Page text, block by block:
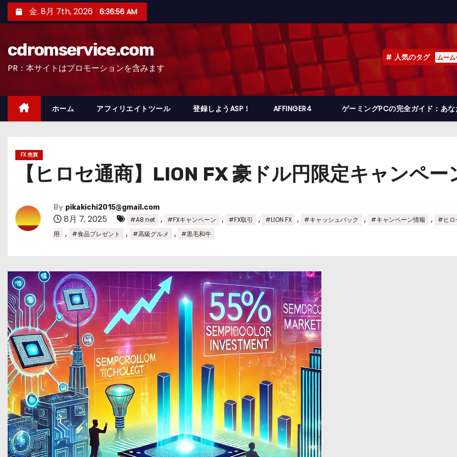
ン
ッ
金. 8月 7th, 2026 6:36:58 AM
cdromservice.com
PR：本サイトはプロモーションを含みます
人気のタグ ムー
ホーム アフィリエイトツール 登録しようASP！ AFFINGER4 ゲーミングPCの完全ガイド：あ
FX 売買
【ヒロセ通商】LION FX 豪ドル円限定キャンペー
By pikakichi2015@gmail.com
8月 7, 2025 #A8.net , #FXキャンペーン , #FX取引 , #LION FX , #キャッシュバック , #キャンペーン情報 ,
#ヒロ
用
, #食品プレゼント , #高級グルメ , #黒毛和牛